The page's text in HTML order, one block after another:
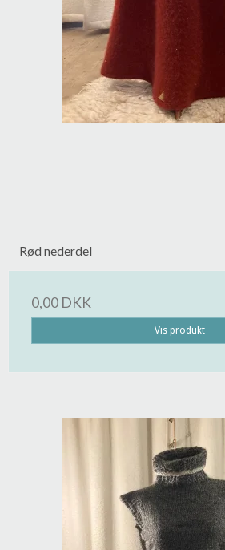
Rød nederdel
0,00 DKK
Vis produkt